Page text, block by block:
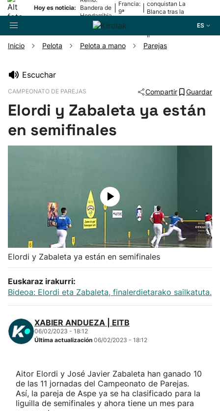
Hoy es noticia:
Bandera de
Hondarribia
Francia:
9ª
conquistan La
Blanca tras la
II
ES
Pelota
Ciclismo
Herri-kirolak
Balonmano
Kirolak 360
Atletismo
Carreras de montaña
Más deportes
"Helmuga"
Inicio Pelota Pelota a mano Parejas
Escuchar
CAMPEONATO DE PAREJAS Compartir Guardar
Elordi y Zabaleta ya están
en semifinales
Elordi y Zabaleta ya están en semifinales
Euskaraz irakurri:
Bideoa: Elordi eta Zabaleta, finalerdietarako sailkatuta.
XABIER ANDUEZA | EITB
06/02/2023 - 18:12
Última actualización 06/02/2023 - 18:12
Aitor Elordi y José Javier Zabaleta han ganado 10
de las 11 jornadas del Campeonato de Parejas.
Así, la pareja de Aspe ya se ha clasificado para la
liguilla de semifinales y ahora tiene un mes para